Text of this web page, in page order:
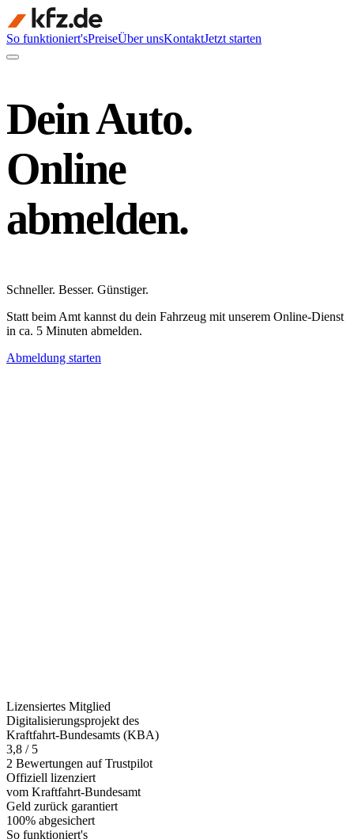
So funktioniert'sPreiseÜber unsKontaktJetzt starten
Dein Auto.
Online
abmelden.
Schneller. Besser. Günstiger.
Statt beim Amt kannst du dein Fahrzeug mit unserem Online-Dienst
in ca. 5 Minuten abmelden.
Abmeldung starten
Lizensiertes Mitglied
Digitalisierungsprojekt des
Kraftfahrt-Bundesamts (KBA)
3,8 / 5
2 Bewertungen auf Trustpilot
Offiziell lizenziert
vom Kraftfahrt-Bundesamt
Geld zurück garantiert
100% abgesichert
So funktioniert's